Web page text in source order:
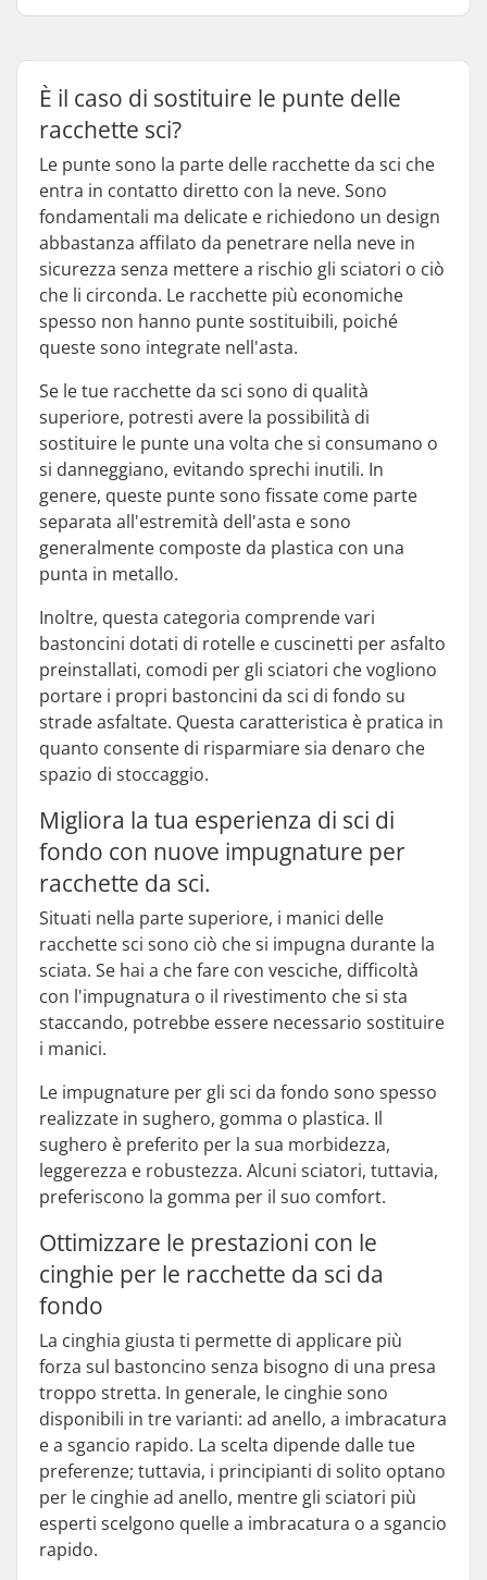
È il caso di sostituire le punte delle
racchette sci?
Le punte sono la parte delle racchette da sci che
entra in contatto diretto con la neve. Sono
fondamentali ma delicate e richiedono un design
abbastanza affilato da penetrare nella neve in
sicurezza senza mettere a rischio gli sciatori o ciò
che li circonda. Le racchette più economiche
spesso non hanno punte sostituibili, poiché
queste sono integrate nell'asta.
Se le tue racchette da sci sono di qualità
superiore, potresti avere la possibilità di
sostituire le punte una volta che si consumano o
si danneggiano, evitando sprechi inutili. In
genere, queste punte sono fissate come parte
separata all'estremità dell'asta e sono
generalmente composte da plastica con una
punta in metallo.
Inoltre, questa categoria comprende vari
bastoncini dotati di rotelle e cuscinetti per asfalto
preinstallati, comodi per gli sciatori che vogliono
portare i propri bastoncini da sci di fondo su
strade asfaltate. Questa caratteristica è pratica in
quanto consente di risparmiare sia denaro che
spazio di stoccaggio.
Migliora la tua esperienza di sci di
fondo con nuove impugnature per
racchette da sci.
Situati nella parte superiore, i manici delle
racchette sci sono ciò che si impugna durante la
sciata. Se hai a che fare con vesciche, difficoltà
con l'impugnatura o il rivestimento che si sta
staccando, potrebbe essere necessario sostituire
i manici.
Le impugnature per gli sci da fondo sono spesso
realizzate in sughero, gomma o plastica. Il
sughero è preferito per la sua morbidezza,
leggerezza e robustezza. Alcuni sciatori, tuttavia,
preferiscono la gomma per il suo comfort.
Ottimizzare le prestazioni con le
cinghie per le racchette da sci da
fondo
La cinghia giusta ti permette di applicare più
forza sul bastoncino senza bisogno di una presa
troppo stretta. In generale, le cinghie sono
disponibili in tre varianti: ad anello, a imbracatura
e a sgancio rapido. La scelta dipende dalle tue
preferenze; tuttavia, i principianti di solito optano
per le cinghie ad anello, mentre gli sciatori più
esperti scelgono quelle a imbracatura o a sgancio
rapido.